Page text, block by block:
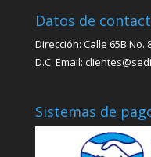
Datos de
Dirección: Calle 65B No.
D.C. Email:
Sistemas de